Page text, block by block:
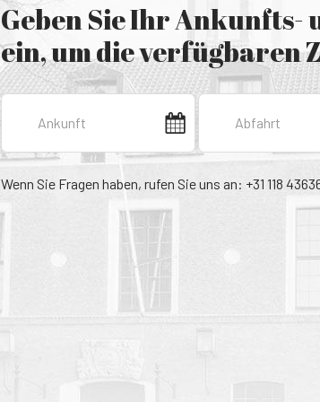
Geben Sie Ihr Ankunfts-
ein, um die verfügbaren
Wenn Sie Fragen haben, rufen Sie uns an: +31 118